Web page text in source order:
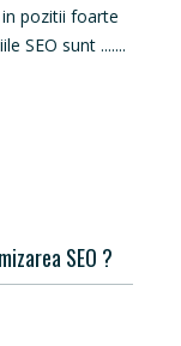
pozitii foarte
SEO sunt .......
SEO ?